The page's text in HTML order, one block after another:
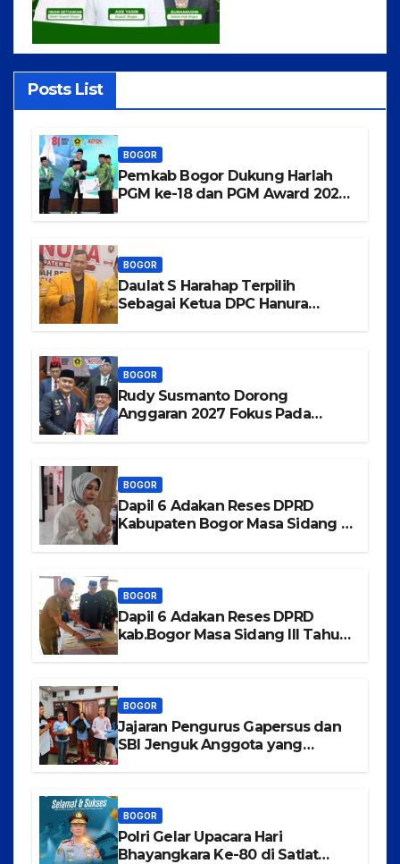
Posts List
BOGOR
Pemkab Bogor Dukung Harlah
PGM ke-18 dan PGM Award 2026,
BOGOR
Daulat S Harahap Terpilih
Sebagai Ketua DPC Hanura
BOGOR
Rudy Susmanto Dorong
Anggaran 2027 Fokus Pada
BOGOR
Dapil 6 Adakan Reses DPRD
Kabupaten Bogor Masa Sidang III
BOGOR
Dapil 6 Adakan Reses DPRD
kab.Bogor Masa Sidang III Tahun
BOGOR
Jajaran Pengurus Gapersus dan
SBI Jenguk Anggota yang
BOGOR
Polri Gelar Upacara Hari
Bhayangkara Ke-80 di Satlat